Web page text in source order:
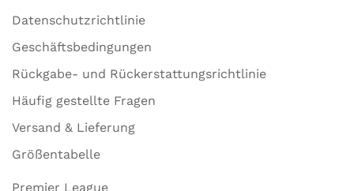
Datenschutzrichtlinie
Geschäftsbedingungen
Rückgabe- und Rückerstattungsrichtlinie
Häufig gestellte Fragen
Versand & Lieferung
Größentabelle
Premier League